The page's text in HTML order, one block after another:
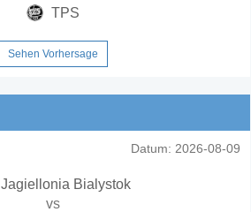
TPS
Sehen Vorhersage
Datum: 2026-08-09
Jagiellonia Bialystok
vs